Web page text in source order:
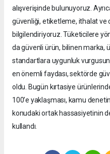
alışverişinde bulunuyoruz.
güvenliği, etiketleme, ithalat
bilgilendiriyoruz. Tüketicilere
da güvenli ürün, bilinen marka,
standartlara uygunluk
en önemli faydası, sektörde
oldu. Bugün kırtasiye
100’e yaklaşması, kamu
konudaki ortak hassasiyetinin
kullandı.